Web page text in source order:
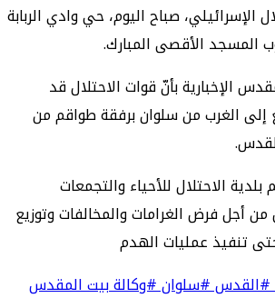
الإسرائيلي، صباح اليوم، حي وادي الربابة
المسجد الأقصى المبارك.
الإخبارية بأنّ قوات الاحتلال قد
إلى الغرب من سلوان برفقة طواقم من
الاحتلال للأحياء والتجمعات
أجل فرض الغرامات والمخالفات وتوزيع
تنفيذ عمليات الهدم
#القدس#سلوان#وكالة بيت المقدس